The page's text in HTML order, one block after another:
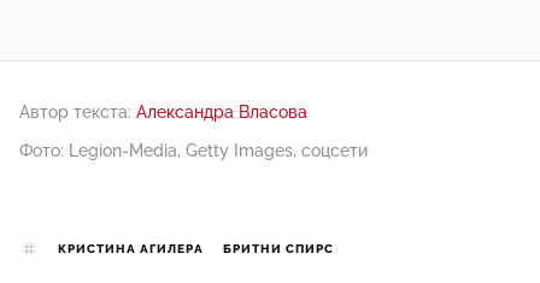
Автор текста: Александра Власова
Фото: Legion-Media, Getty Images, соцсети
КРИСТИНА АГИЛЕРА БРИТНИ СПИРC